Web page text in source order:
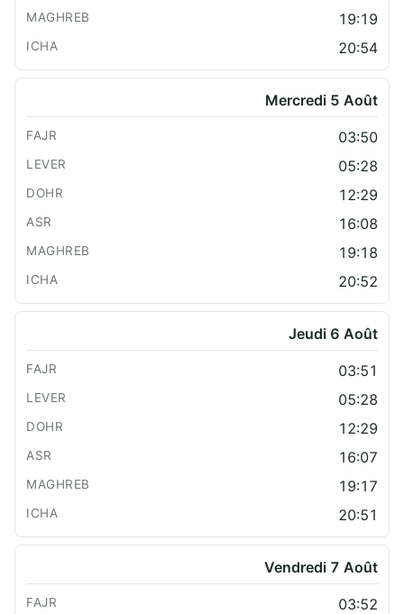
19:19
20:54
Mercredi 5 Août
03:50
05:28
12:29
16:08
19:18
20:52
Jeudi 6 Août
03:51
05:28
12:29
16:07
19:17
20:51
Vendredi 7 Août
03:52